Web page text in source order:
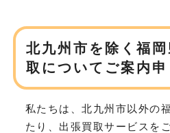
北九州市を除く福
取についてご案内申
私たちは、北九州市以外の
たり、 出張買取サービスを